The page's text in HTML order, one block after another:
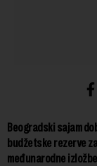
Beogradski sajam
budžetske rezerve
međunarodne